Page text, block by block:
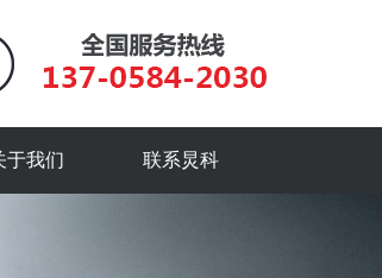
于我们 联系炅科